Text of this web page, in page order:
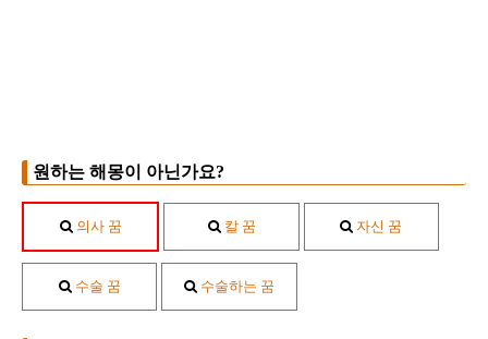
원하는 해몽이 아닌가요?
의사 꿈 칼 꿈 자신 꿈
수술 꿈 수술하는 꿈